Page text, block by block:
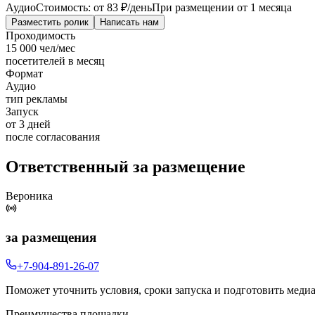
АудиоСтоимость: от 83 ₽/деньПри размещении от 1 месяца
Разместить ролик Написать нам
Проходимость
15 000 чел/мес
посетителей в месяц
Формат
Аудио
тип рекламы
Запуск
от 3 дней
после согласования
Ответственный за размещение
Вероника
за размещения
+7-904-891-26-07
Поможет уточнить условия, сроки запуска и подготовить